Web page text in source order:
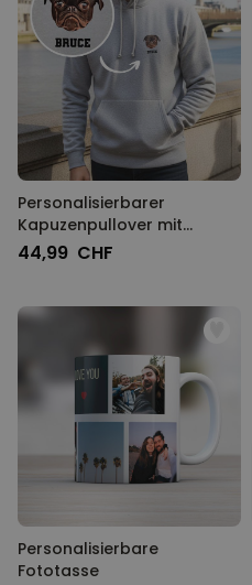
Personalisierbarer
Kapuzenpullover mit
deinem Haustier als Comic
44,99 CHF
Personalisierbare
Fototasse